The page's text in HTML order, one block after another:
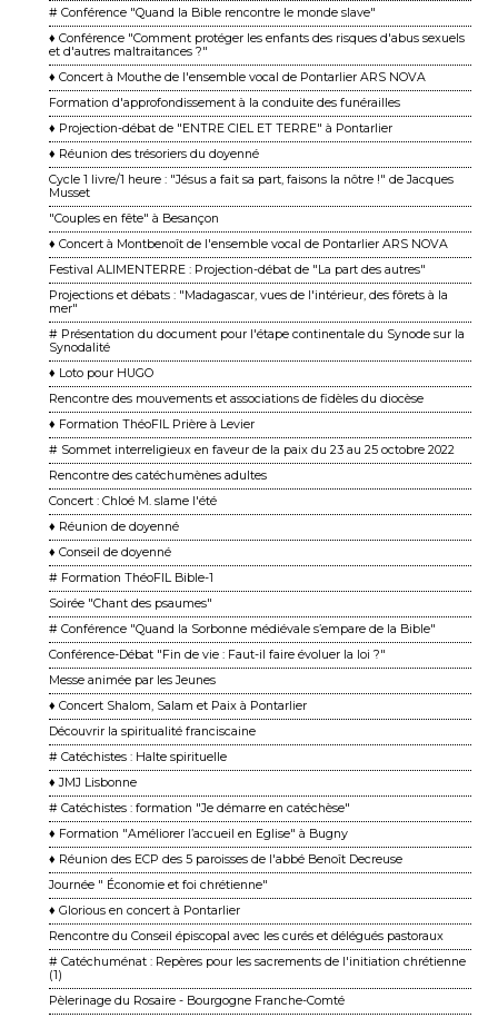
# Conférence "Quand la Bible rencontre le monde slave"
♦ Conférence "Comment protéger les enfants des risques d'abus sexuels
et d'autres maltraitances ?"
♦ Concert à Mouthe de l'ensemble vocal de Pontarlier ARS NOVA
Formation d'approfondissement à la conduite des funérailles
♦ Projection-débat de "ENTRE CIEL ET TERRE" à Pontarlier
♦ Réunion des trésoriers du doyenné
Cycle 1 livre/1 heure : "Jésus a fait sa part, faisons la nôtre !" de Jacques
Musset
"Couples en fête" à Besançon
♦ Concert à Montbenoît de l'ensemble vocal de Pontarlier ARS NOVA
Festival ALIMENTERRE : Projection-débat de "La part des autres"
Projections et débats : "Madagascar, vues de l'intérieur, des fôrets à la
mer"
# Présentation du document pour l'étape continentale du Synode sur la
Synodalité
♦ Loto pour HUGO
Rencontre des mouvements et associations de fidèles du diocèse
♦ Formation ThéoFIL Prière à Levier
# Sommet interreligieux en faveur de la paix du 23 au 25 octobre 2022
Rencontre des catéchumènes adultes
Concert : Chloé M. slame l'été
♦ Réunion de doyenné
♦ Conseil de doyenné
# Formation ThéoFIL Bible-1
Soirée "Chant des psaumes"
# Conférence "Quand la Sorbonne médiévale s’empare de la Bible"
Conférence-Débat "Fin de vie : Faut-il faire évoluer la loi ?"
Messe animée par les Jeunes
♦ Concert Shalom, Salam et Paix à Pontarlier
Découvrir la spiritualité franciscaine
# Catéchistes : Halte spirituelle
♦ JMJ Lisbonne
# Catéchistes : formation "Je démarre en catéchèse"
♦ Formation "Améliorer l’accueil en Eglise" à Bugny
♦ Réunion des ECP des 5 paroisses de l'abbé Benoît Decreuse
Journée " Économie et foi chrétienne"
♦ Glorious en concert à Pontarlier
Rencontre du Conseil épiscopal avec les curés et délégués pastoraux
# Catéchuménat : Repères pour les sacrements de l'initiation chrétienne
(1)
Pèlerinage du Rosaire - Bourgogne Franche-Comté